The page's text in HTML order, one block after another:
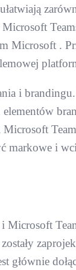
Microsoft .
i
i